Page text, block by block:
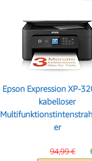
Epson Expression XP-
kabelloser
er
94,99 €